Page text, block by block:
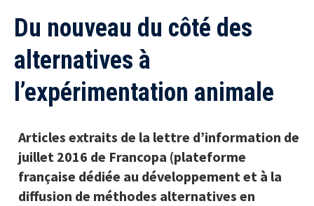
Du nouveau du côté des
alternatives à
l’expérimentation animale
Articles extraits de la lettre d’information de
juillet 2016 de Francopa (plateforme
française dédiée au développement et à la
diffusion de méthodes alternatives en